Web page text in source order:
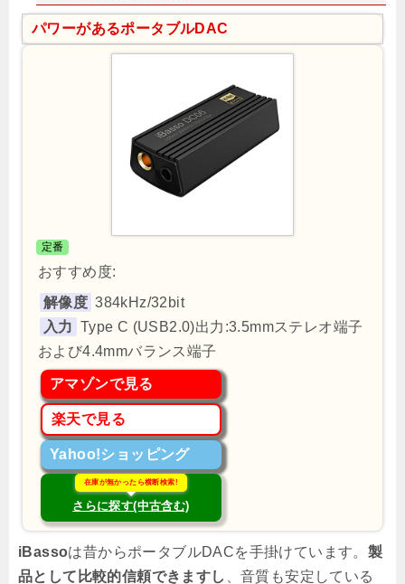
パワーがあるポータブルDAC
定番
おすすめ度:
解像度 384kHz/32bit
入力 Type C (USB2.0)出力:3.5mmステレオ端子
および4.4mmバランス端子
アマゾンで見る
楽天で見る
Yahoo!ショッピング
在庫が無かったら横断検索!
さらに探す(中古含む)
iBassoは昔からポータブルDACを手掛けています。 製
品として比較的信頼できますし
、音質も安定している